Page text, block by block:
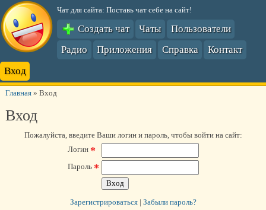
Чат для сайта: Поставь чат себе на сайт!
Создать чат Чаты
Пользователи
Радио
Приложения Справка
Контакт
Вход
Главная» Вход
Вход
Пожалуйста, введите Ваши логин и пароль, чтобы войти на сайт:
Логин *
Пароль *
Зарегистрироваться| Забыли пароль?